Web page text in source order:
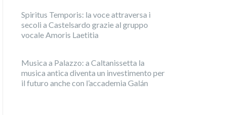
Spiritus Temporis: la voce attraversa i
secoli a Castelsardo grazie al gruppo
vocale Amoris Laetitia
Musica a Palazzo: a Caltanissetta la
musica antica diventa un investimento per
il futuro anche con l’accademia Galán